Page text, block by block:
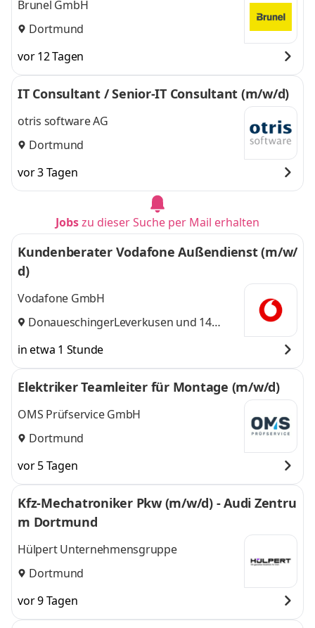
Brunel GmbH
Dortmund
vor 12 Tagen
IT Consultant / Senior-IT Consultant (m/w/d)
otris software AG
Dortmund
vor 3 Tagen
Jobszu dieser Suche per Mail erhalten
Kundenberater Vodafone Außendienst (m/w/
d)
Vodafone GmbH
Donaueschingen,
Leverkusen und 14
in etwa 1 Stunde
Elektriker Teamleiter für Montage (m/w/d)
OMS Prüfservice GmbH
Dortmund
vor 5 Tagen
Kfz-Mechatroniker Pkw (m/w/d) - Audi Zentru
m Dortmund
Hülpert Unternehmensgruppe
Dortmund
vor 9 Tagen